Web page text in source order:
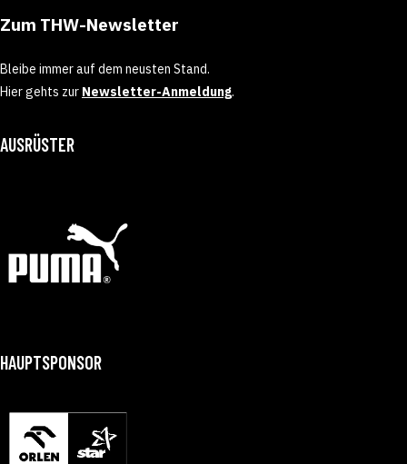
Zum THW-Newsletter
Bleibe immer auf dem neusten Stand.
Hier gehts zur Newsletter-Anmeldung.
AUSRÜSTER
HAUPTSPONSOR